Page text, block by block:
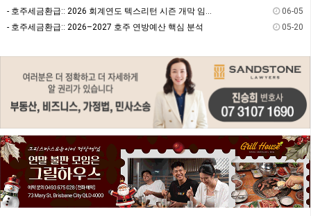
06-05
- 호주세금환급:: 2026–2027 호주 연방예산 핵심 분석
05-20